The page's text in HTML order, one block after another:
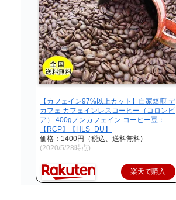
【カフェイン97%以上カット】自家焙煎 デ
カフェ カフェインレスコーヒー（コロンビ
ア） 400gノンカフェイン コーヒー豆：
【RCP】【HLS_DU】
価格：1400円（税込、送料無料)
(2020/5/28時点)
楽天で購入